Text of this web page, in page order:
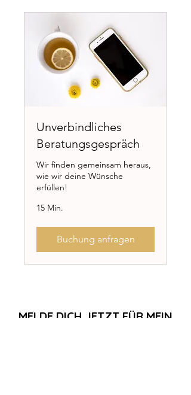
Unverbindliches
Beratungsgespräch
Wir finden gemeinsam heraus,
wie wir deine Wünsche
erfüllen!
15 Min.
Buchung anfragen
MELDE DICH JETZT FÜR MEIN